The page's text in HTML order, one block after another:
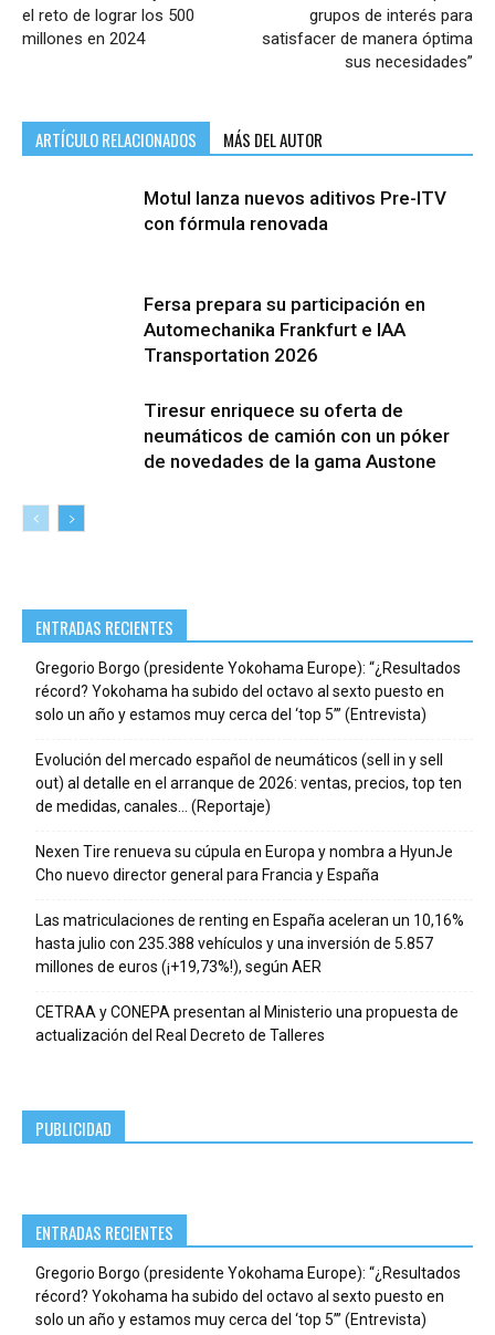
el reto de lograr los 500
millones en 2024
grupos de interés para
satisfacer de manera óptima
sus necesidades”
ARTÍCULO RELACIONADOS MÁS DEL AUTOR
Motul lanza nuevos aditivos Pre-ITV
con fórmula renovada
Fersa prepara su participación en
Automechanika Frankfurt e IAA
Transportation 2026
Tiresur enriquece su oferta de
neumáticos de camión con un póker
de novedades de la gama Austone
ENTRADAS RECIENTES
Gregorio Borgo (presidente Yokohama Europe): “¿Resultados
récord? Yokohama ha subido del octavo al sexto puesto en
solo un año y estamos muy cerca del ‘top 5’” (Entrevista)
Evolución del mercado español de neumáticos (sell in y sell
out) al detalle en el arranque de 2026: ventas, precios, top ten
de medidas, canales… (Reportaje)
Nexen Tire renueva su cúpula en Europa y nombra a HyunJe
Cho nuevo director general para Francia y España
Las matriculaciones de renting en España aceleran un 10,16%
hasta julio con 235.388 vehículos y una inversión de 5.857
millones de euros (¡+19,73%!), según AER
CETRAA y CONEPA presentan al Ministerio una propuesta de
actualización del Real Decreto de Talleres
PUBLICIDAD
ENTRADAS RECIENTES
Gregorio Borgo (presidente Yokohama Europe): “¿Resultados
récord? Yokohama ha subido del octavo al sexto puesto en
solo un año y estamos muy cerca del ‘top 5’” (Entrevista)